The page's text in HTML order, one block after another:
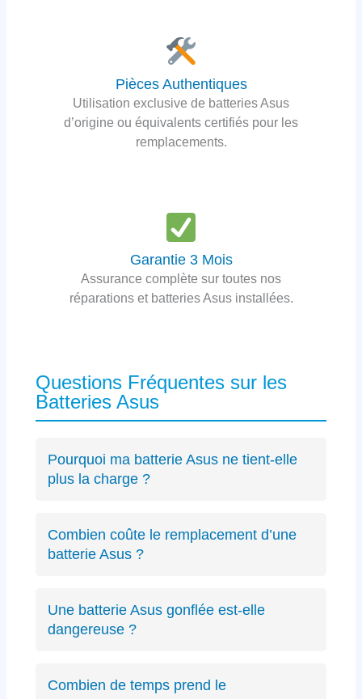
Pièces Authentiques
Utilisation exclusive de batteries Asus
d’origine ou équivalents certifiés pour les
remplacements.
Garantie 3 Mois
Assurance complète sur toutes nos
réparations et batteries Asus installées.
Questions Fréquentes sur les
Batteries Asus
Pourquoi ma batterie Asus ne tient-elle
plus la charge ?
spécifique Asus ou des cycles de charge
excessifs. Undiagnostic précis
Combien coûte le remplacement d’une
batterie Asus ?
à partir de 89€ selon le modèle, avec un devis
transparent avant intervention.
Une batterie Asus gonflée est-elle
dangereuse ?
risques de sécurité. Éteignez immédiatement
Combien de temps prend le